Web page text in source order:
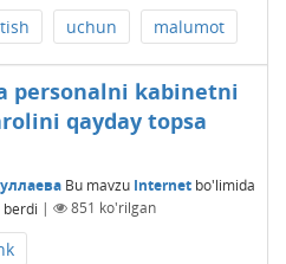
uchun malumot
personalni kabinetni
qayday topsa
Bu mavzu Internetbo'limida
berdi | 851 ko'rilgan